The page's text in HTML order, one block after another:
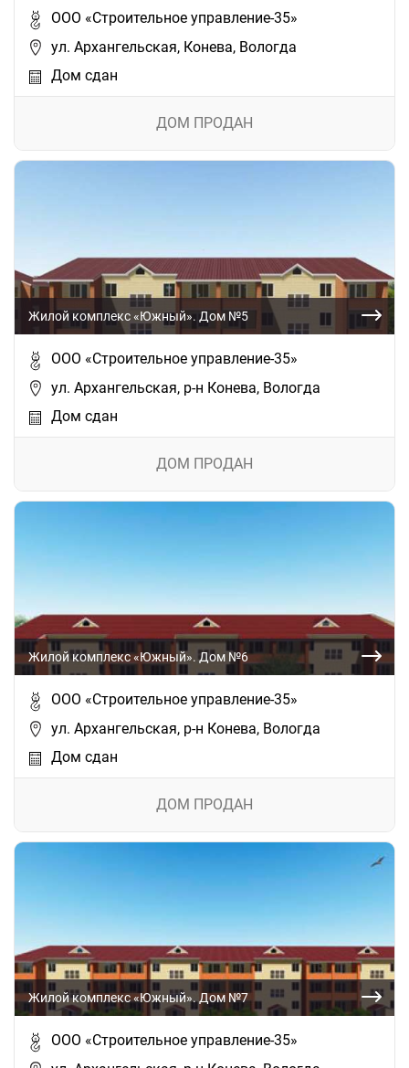
ООО «Строительное управление-35»
ул. Архангельская, Конева, Вологда
Дом сдан
ДОМ ПРОДАН
Жилой комплекс «Южный». Дом №5
ООО «Строительное управление-35»
ул. Архангельская, р-н Конева, Вологда
Дом сдан
ДОМ ПРОДАН
Жилой комплекс «Южный». Дом №6
ООО «Строительное управление-35»
ул. Архангельская, р-н Конева, Вологда
Дом сдан
ДОМ ПРОДАН
Жилой комплекс «Южный». Дом №7
ООО «Строительное управление-35»